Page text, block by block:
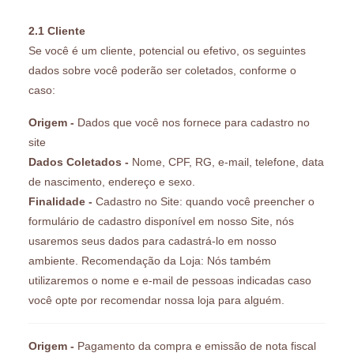
2.1 Cliente
Se você é um cliente, potencial ou efetivo, os seguintes
dados sobre você poderão ser coletados, conforme o
caso:
Origem - Dados que você nos fornece para cadastro no
site
Dados Coletados - Nome, CPF, RG, e-mail, telefone, data
de nascimento, endereço e sexo.
Finalidade - Cadastro no Site: quando você preencher o
formulário de cadastro disponível em nosso Site, nós
usaremos seus dados para cadastrá-lo em nosso
ambiente. Recomendação da Loja: Nós também
utilizaremos o nome e e-mail de pessoas indicadas caso
você opte por recomendar nossa loja para alguém.
Origem - Pagamento da compra e emissão de nota fiscal